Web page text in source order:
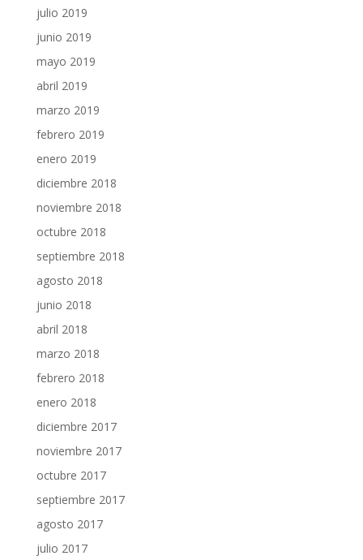
julio 2019
junio 2019
mayo 2019
abril 2019
marzo 2019
febrero 2019
enero 2019
diciembre 2018
noviembre 2018
octubre 2018
septiembre 2018
agosto 2018
junio 2018
abril 2018
marzo 2018
febrero 2018
enero 2018
diciembre 2017
noviembre 2017
octubre 2017
septiembre 2017
agosto 2017
julio 2017